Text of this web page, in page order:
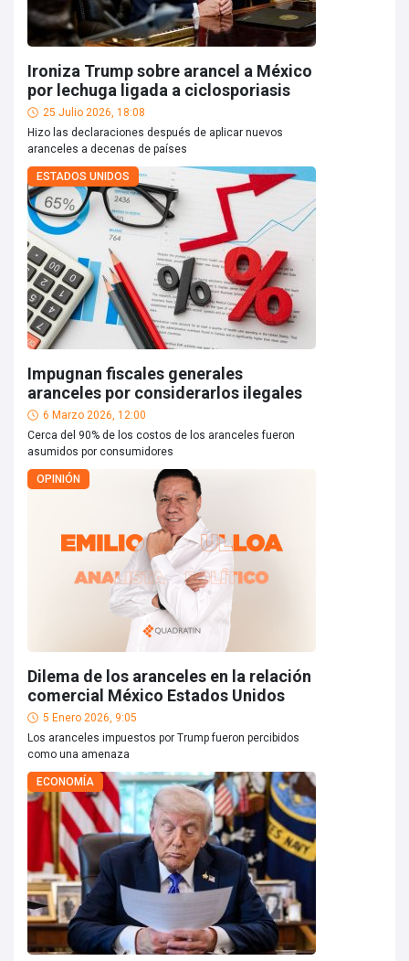
Ironiza Trump sobre arancel a México
por lechuga ligada a ciclosporiasis
25 Julio 2026, 18:08
Hizo las declaraciones después de aplicar nuevos
aranceles a decenas de países
ESTADOS UNIDOS
Impugnan fiscales generales
aranceles por considerarlos ilegales
6 Marzo 2026, 12:00
Cerca del 90% de los costos de los aranceles fueron
asumidos por consumidores
OPINIÓN
Dilema de los aranceles en la relación
comercial México Estados Unidos
5 Enero 2026, 9:05
Los aranceles impuestos por Trump fueron percibidos
como una amenaza
ECONOMÍA